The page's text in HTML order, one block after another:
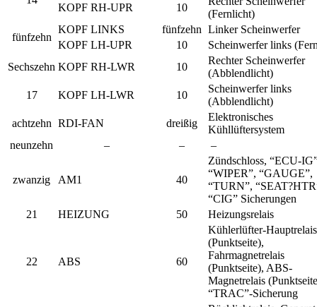
KOPF RH-UPR 10
(Fernlicht)
fünfzehn
KOPF LINKS fünfzehn Linker Scheinwerfer
KOPF LH-UPR
10
Scheinwerfer links
Sechszehn KOPF RH-LWR 10
Rechter Scheinwerfer
(Abblendlicht)
17
KOPF LH-LWR 10
Scheinwerfer links
(Abblendlicht)
achtzehn RDI-FAN dreißig
Elektronisches
Kühllüftersystem
neunzehn
– – –
zwanzig AM1 40
Zündschloss, “ECU-
“WIPER”, “GAUGE”,
“TURN”,
“CIG” Sicherungen
21
HEIZUNG 50 Heizungsrelais
22 ABS 60
Kühlerlüfter-Hauptrelais
(Punktseite),
Fahrmagnetrelais
(Punktseite), ABS-
Magnetrelais
“TRAC”-Sicherung